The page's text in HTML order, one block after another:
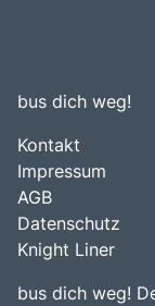
bus dich weg!
Kontakt
Impressum
AGB
Datenschutz
Knight Liner
bus dich weg!